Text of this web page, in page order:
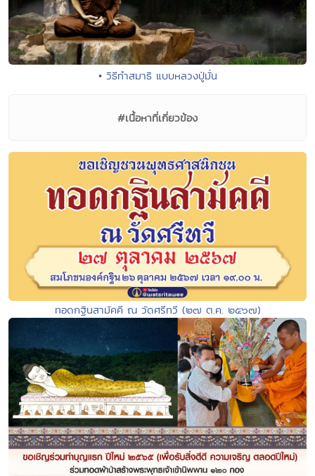
• วิธีทำสมาธิ แบบหลวงปู่มั่น
#เนื้อหาที่เกี่ยวข้อง
ทอดกฐินสามัคคี ณ วัดศรีทวี (๒๗ ต.ค. ๒๕๖๗)